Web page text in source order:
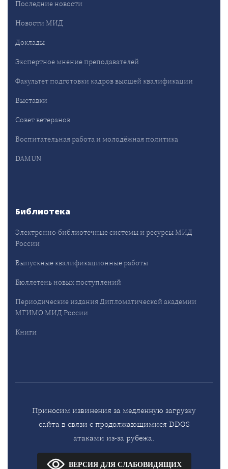
Последние новости
Новости МИД
Доклады
Экспертное мнение преподавателей
Факультет подготовки кадров высшей квалификации
Выставки
Совет ветеранов
Воспитательная работа и молодёжная политика
DAMUN
Библиотека
Электронно-библиотечные системы и ресурсы МИД
России
Выпускные квалификационные работы
Бюллетень новых поступлений
Периодические издания Дипломатической академии
МГИМО МИД России
Книги
Приносим извинения за медленную загрузку
сайта в связи с продолжающимися DDOS
атаками из-за рубежа.
ВЕРСИЯ ДЛЯ СЛАБОВИДЯЩИХ